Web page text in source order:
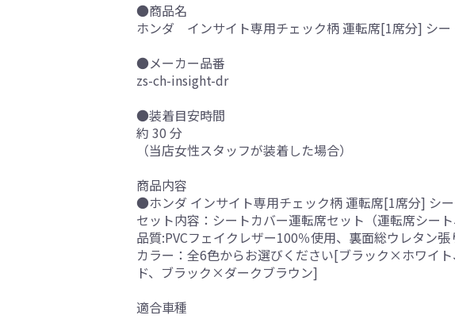
●商品名
ホンダ インサイト専用チェック柄 運転席[1席分] シー
●メーカー品番
zs-ch-insight-dr
●装着目安時間
約 30 分
（当店女性スタッフが装着した場合）
商品内容
●ホンダ インサイト専用チェック柄 運転席[1席分] シ
セット内容：シートカバー運転席セット（運転席シー
品質:PVCフェイクレザー100％使用、裏面総ウレタン張
カラー：全6色からお選びください[ブラック×ホワ
ド、ブラック×ダークブラウン]
適合車種